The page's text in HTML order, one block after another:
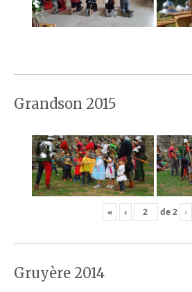
Grandson 2015
« ‹ de2 ›
Gruyère 2014